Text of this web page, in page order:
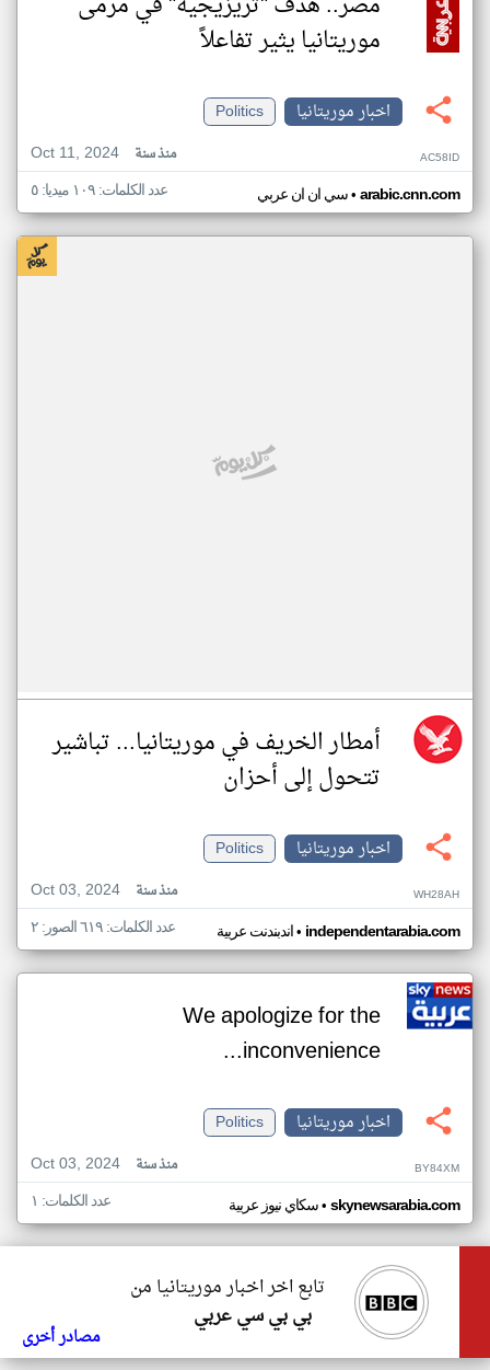
موريتانيا يثير تفاعلاً
اخبار موريتانيا
Politics
Oct 11, 2024
منذ سنة AC58ID
سي ان ان عربي• arabic.cnn.com عدد الكلمات: ١٠٩ ميديا: ٥
أمطار الخريف في موريتانيا... تباشير
تتحول إلى أحزان
اخبار موريتانيا
Politics
Oct 03, 2024
منذ سنة WH28AH
اندبندنت عربية• independentarabia.com عدد الكلمات: ٦١٩ الصور: ٢
We apologize for the
inconvenience...
اخبار موريتانيا
Politics
Oct 03, 2024
منذ سنة BY84XM
سكاي نيوز عربية• skynewsarabia.com عدد الكلمات: ١
تابع اخر اخبار موريتانيا من
بي بي سي عربي
مصادر أخرى